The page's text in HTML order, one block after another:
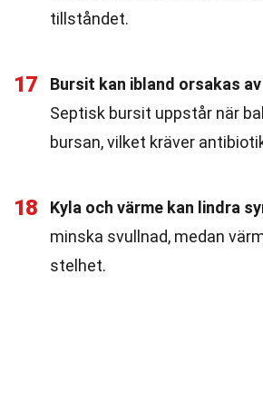
tillståndet.
17
Bursit kan ibland orsakas
Septisk bursit uppstår när
bursan, vilket kräver
18 Kyla och värme kan lindra
minska svullnad, medan
stelhet.